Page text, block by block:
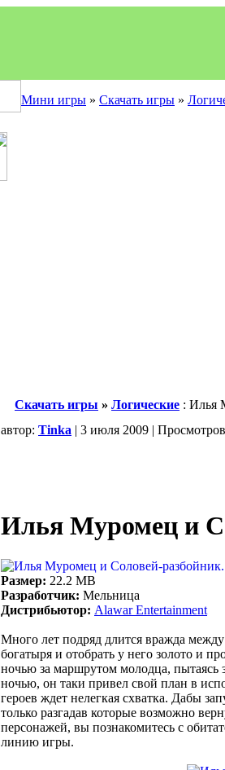
Мини игры » Скачать игры »
Скачать игры » Логические : Илья
автор: Tinka | 3 июля 2009 |
Илья Муромец и
Размер: 22.2 MB
Разработчик: Мельница
Дистрибьютор: Alawar Entertainment
Много лет подряд длится вражда
богатыря и отобрать у него золото и
ночью за маршрутом молодца, пытаясь
ночью, он таки привел свой план в
героев ждет нелегкая схватка. Дабы
только разгадав которые возможно
персонажей, вы познакомитесь с
линию игры.